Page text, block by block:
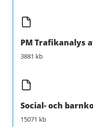
PM Trafikanalys
3881 kb
Social- och
15071 kb